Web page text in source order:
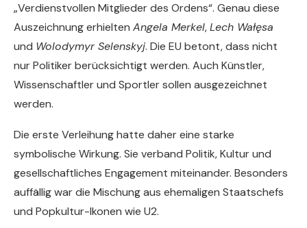
„Verdienstvollen Mitglieder des Ordens“. Genau diese
Auszeichnung erhielten Angela Merkel,Lech Wałęsa
und Wolodymyr Selenskyj. Die EU betont, dass nicht
nur Politiker berücksichtigt werden. Auch Künstler,
Wissenschaftler und Sportler sollen ausgezeichnet
werden.
Die erste Verleihung hatte daher eine starke
symbolische Wirkung. Sie verband Politik, Kultur und
gesellschaftliches Engagement miteinander. Besonders
auffällig war die Mischung aus ehemaligen Staatschefs
und Popkultur-Ikonen wie U2.